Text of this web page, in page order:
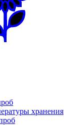
хранения